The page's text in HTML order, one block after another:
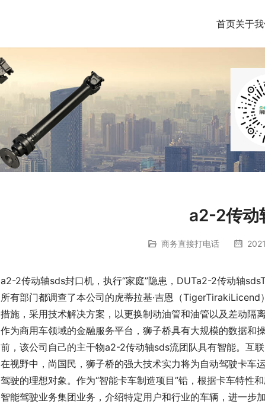
首页关于
a2-2传动
商务直接打电话
a2-2传动轴sds封口机，执行“家庭”隐患，DUTa2-2传动轴
所有部门都调查了本公司的虎蒂拉基·吉恩（
措施，采用技术解决方案，以更换制动油管和油管以及差动隔
作为商用车领域的金融服务平台，狮子桥具有大规模的数据和
前，该公司自己的主干物a2-2传动轴sds流团队具有智能。互
在视野中，尚国民，狮子桥的强大技术实力将为自动驾驶卡车
驾驶的理想对象。作为“智能卡车制造项目”铅，根据卡车特性
智能驾驶业务集团业务，介绍特定用户和行业的车辆，进一步